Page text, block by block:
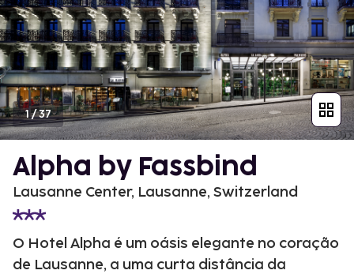
1/37
Alpha by Fassbind
Lausanne Center, Lausanne, Switzerland
O Hotel Alpha é um oásis elegante no coração
de Lausanne, a uma curta distância da